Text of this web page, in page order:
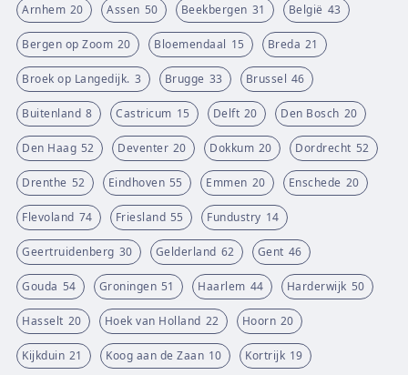
Arnhem 20 Assen 50 Beekbergen 31 België 43
Bergen op Zoom 20 Bloemendaal 15 Breda 21
Broek op Langedijk. 3 Brugge 33 Brussel 46
Buitenland 8 Castricum 15 Delft 20 Den Bosch 20
Den Haag 52 Deventer 20 Dokkum 20 Dordrecht 52
Drenthe 52 Eindhoven 55 Emmen 20 Enschede 20
Flevoland 74 Friesland 55 Fundustry 14
Geertruidenberg 30 Gelderland 62 Gent 46
Gouda 54 Groningen 51 Haarlem 44 Harderwijk 50
Hasselt 20 Hoek van Holland 22 Hoorn 20
Kijkduin 21 Koog aan de Zaan 10 Kortrijk 19